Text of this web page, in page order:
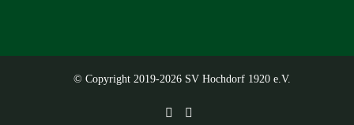
© Copyright 2019-2026 SV Hochdorf 1920 e.V.